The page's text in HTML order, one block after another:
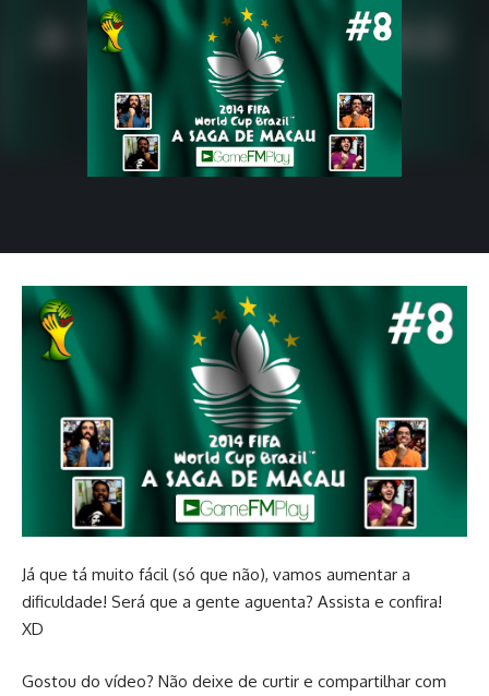
Já que tá muito fácil (só que não), vamos aumentar a
dificuldade! Será que a gente aguenta? Assista e confira!
XD
Gostou do vídeo? Não deixe de curtir e compartilhar com